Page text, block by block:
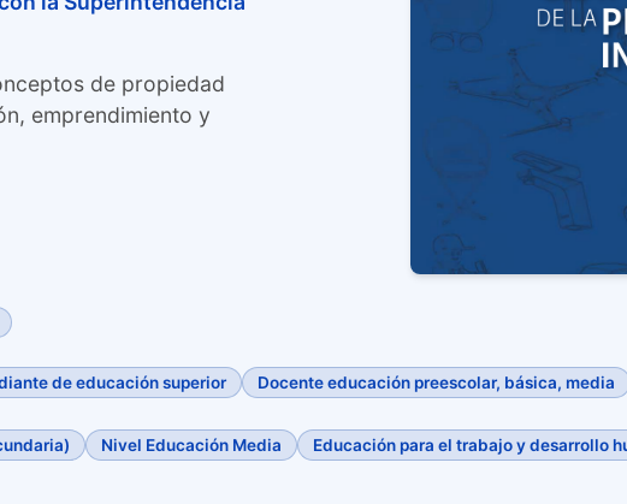
de propiedad
emprendimiento y
de educación superior Docente educación preescolar, básica, media
Nivel Educación Media Educación para el trabajo y desarrollo